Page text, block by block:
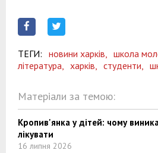
ТЕГИ: новини харків,
школа
література,
харків, студенти,
Матеріали за темою:
Кропив'янка у дітей: чому
лікувати
16 липня 2026